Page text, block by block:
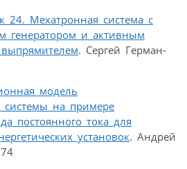
Мехатронная система с
генератором и активным
. Сергей Герман-
модель
системы на примере
постоянного тока для
установок. Андрей